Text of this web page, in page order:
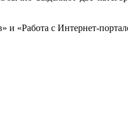
и «Работа с Интернет-